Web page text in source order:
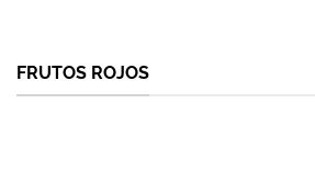
FRUTOS ROJOS